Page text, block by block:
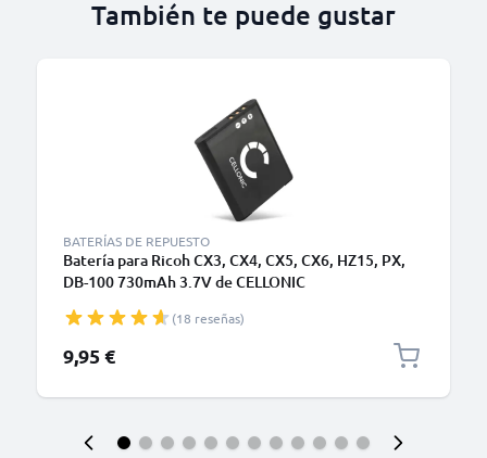
También te puede gustar
BATERÍAS DE REPUESTO
Batería para Ricoh CX3, CX4, CX5, CX6, HZ15, PX,
DB-100 730mAh 3.7V de CELLONIC
(18 reseñas)
9,95 €